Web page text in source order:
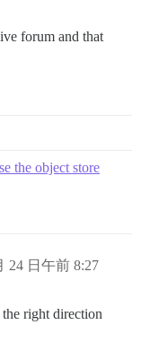
forum and that
the object store
24 日午前 8:27
right direction